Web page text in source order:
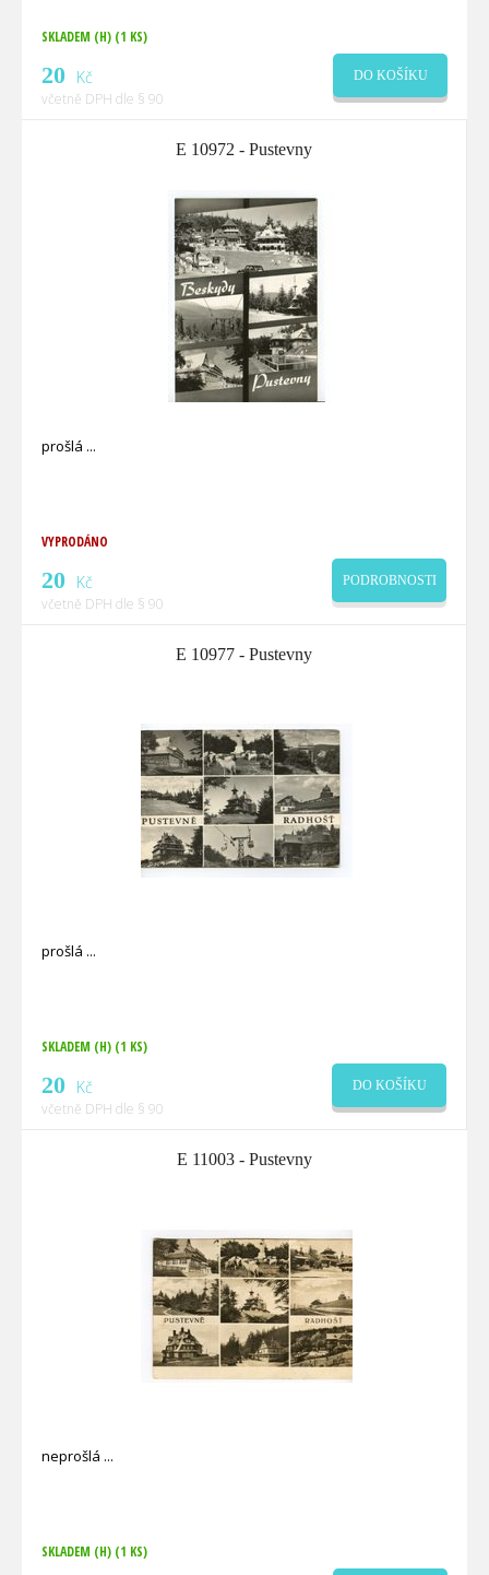
SKLADEM (H) (1 KS)
20 Kč
včetně DPH dle § 90
DO KOŠÍKU
E 10972 - Pustevny
prošlá
VYPRODÁNO
20 Kč
včetně DPH dle § 90
PODROBNOSTI
E 10977 - Pustevny
prošlá
SKLADEM (H) (1 KS)
20 Kč
včetně DPH dle § 90
DO KOŠÍKU
E 11003 - Pustevny
neprošlá
SKLADEM (H) (1 KS)